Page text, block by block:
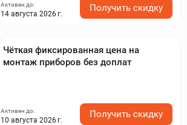
Активен до:
14 августа 2026 г.
Получить скидку
Чёткая фиксированная цена на
монтаж приборов без доплат
Активен до:
10 августа 2026 г.
Получить скидку